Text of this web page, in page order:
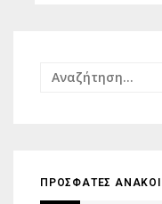
Αναζήτηση
ΠΡΟΣΦΑΤΕΣ